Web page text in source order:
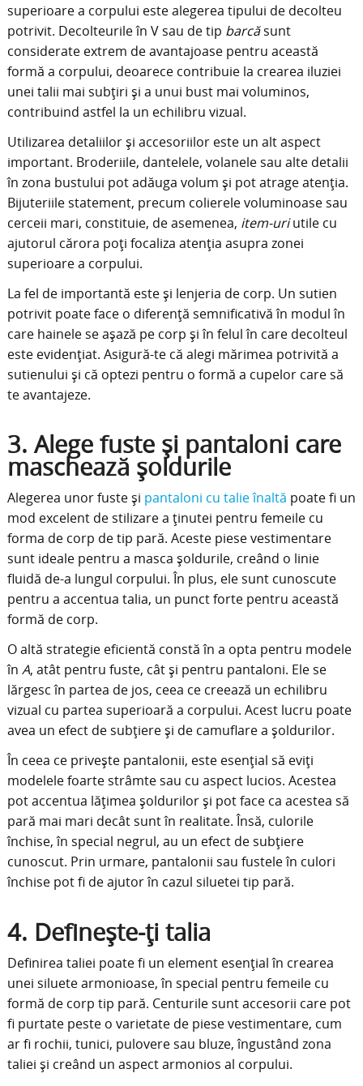
superioare a corpului este alegerea tipului de decolteu
potrivit. Decolteurile în V sau de tip barcăsunt
considerate extrem de avantajoase pentru această
formă a corpului, deoarece contribuie la crearea iluziei
unei talii mai subțiri și a unui bust mai voluminos,
contribuind astfel la un echilibru vizual.
Utilizarea detaliilor și accesoriilor este un alt aspect
important. Broderiile, dantelele, volanele sau alte detalii
în zona bustului pot adăuga volum și pot atrage atenția.
Bijuteriile statement, precum colierele voluminoase sau
cerceii mari, constituie, de asemenea, item-uriutile cu
ajutorul cărora poți focaliza atenția asupra zonei
superioare a corpului.
La fel de importantă este și lenjeria de corp. Un sutien
potrivit poate face o diferență semnificativă în modul în
care hainele se așază pe corp și în felul în care decolteul
este evidențiat. Asigură-te că alegi mărimea potrivită a
sutienului și că optezi pentru o formă a cupelor care să
te avantajeze.
3. Alege fuste și pantaloni care
maschează șoldurile
Alegerea unor fuste și pantaloni cu talie înaltă poate fi un
mod excelent de stilizare a ținutei pentru femeile cu
forma de corp de tip pară. Aceste piese vestimentare
sunt ideale pentru a masca șoldurile, creând o linie
fluidă de-a lungul corpului. În plus, ele sunt cunoscute
pentru a accentua talia, un punct forte pentru această
formă de corp.
O altă strategie eficientă constă în a opta pentru modele
în A, atât pentru fuste, cât și pentru pantaloni. Ele se
lărgesc în partea de jos, ceea ce creează un echilibru
vizual cu partea superioară a corpului. Acest lucru poate
avea un efect de subțiere și de camuflare a șoldurilor.
În ceea ce privește pantalonii, este esențial să eviți
modelele foarte strâmte sau cu aspect lucios. Acestea
pot accentua lățimea șoldurilor și pot face ca acestea să
pară mai mari decât sunt în realitate. Însă, culorile
închise, în special negrul, au un efect de subțiere
cunoscut. Prin urmare, pantalonii sau fustele în culori
închise pot fi de ajutor în cazul siluetei tip pară.
4. Definește-ți talia
Definirea taliei poate fi un element esențial în crearea
unei siluete armonioase, în special pentru femeile cu
formă de corp tip pară. Centurile sunt accesorii care pot
fi purtate peste o varietate de piese vestimentare, cum
ar fi rochii, tunici, pulovere sau bluze, îngustând zona
taliei și creând un aspect armonios al corpului.